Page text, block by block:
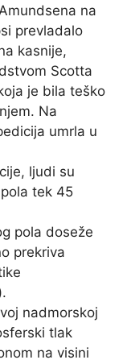
na
prevladalo
kasnije,
Scotta
je bila teško
Na
umrla u
ljudi su
tek 45
pola doseže
prekriva
nadmorskoj
tlak
na visini